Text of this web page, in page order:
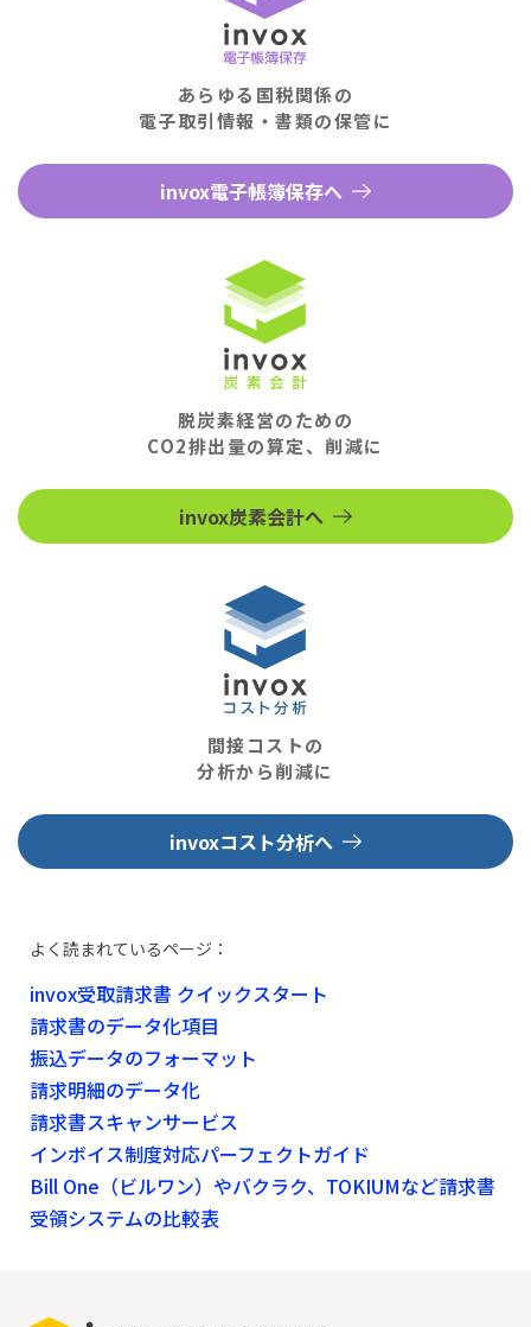
あらゆる国税関係の
電子取引情報・書類の保管に
invox電子帳簿保存へ
脱炭素経営のための
CO2排出量の算定、削減に
invox炭素会計へ
間接コストの
分析から削減に
invoxコスト分析へ
よく読まれているページ：
invox受取請求書 クイックスタート
請求書のデータ化項目
振込データのフォーマット
請求明細のデータ化
請求書スキャンサービス
インボイス制度対応パーフェクトガイド
Bill One（ビルワン）やバクラク、TOKIUMなど請求書
受領システムの比較表